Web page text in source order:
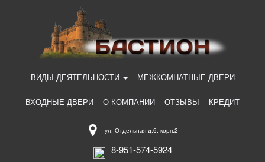
ВИДЫ ДЕЯТЕЛЬНОСТИ МЕЖКОМНАТНЫЕ ДВЕРИ
ВХОДНЫЕ ДВЕРИ О КОМПАНИИ ОТЗЫВЫ КРЕДИТ
ул. Отдельная д.6. корп.2
8-951-574-5924